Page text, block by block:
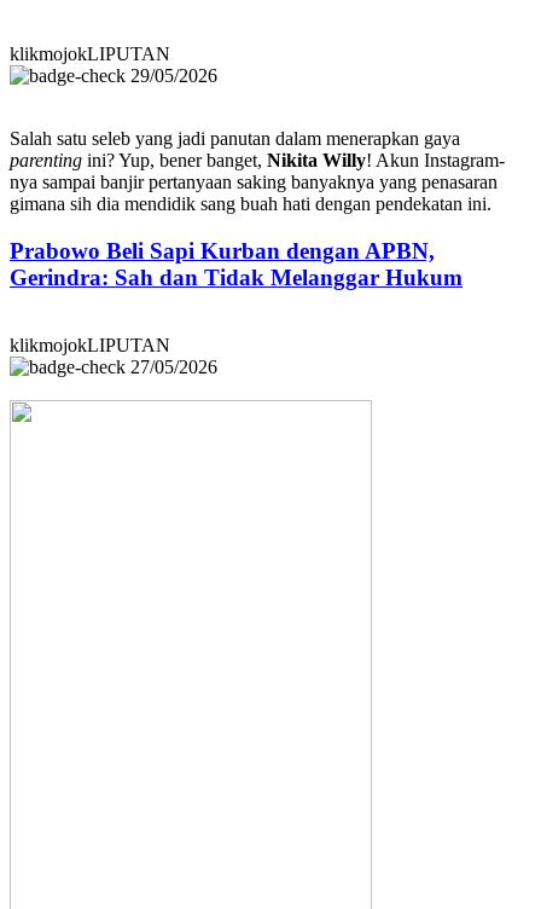
klikmojokLIPUTAN
29/05/2026
Salah satu seleb yang jadi panutan dalam menerapkan gaya
parenting ini? Yup, bener banget, Nikita Willy! Akun Instagram-
nya sampai banjir pertanyaan saking banyaknya yang penasaran
gimana sih dia mendidik sang buah hati dengan pendekatan ini.
Prabowo Beli Sapi Kurban dengan APBN,
Gerindra: Sah dan Tidak Melanggar Hukum
klikmojokLIPUTAN
27/05/2026